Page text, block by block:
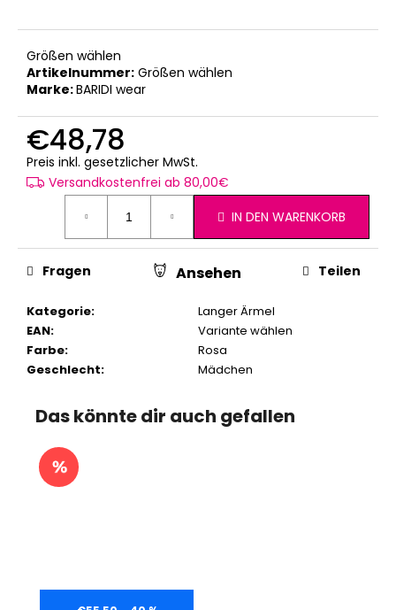
Größen wählen
Artikelnummer: Größen wählen
Marke:BARIDI wear
€48,78
Preis inkl. gesetzlicher MwSt.
Versandkostenfrei ab 80,00€
IN DEN WARENKORB
Kategorie:
Langer Ärmel
EAN:
Variante wählen
Farbe:
Rosa
Geschlecht: Mädchen
Fragen Ansehen Teilen
Das könnte dir auch gefallen